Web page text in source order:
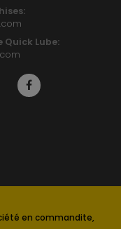
Lube:
en commandite,